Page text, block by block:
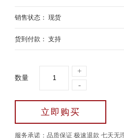
销售状态： 现货
货到付款： 支持
数量
-
+
立即购买
服务承诺：品质保证 极速退款 七天无